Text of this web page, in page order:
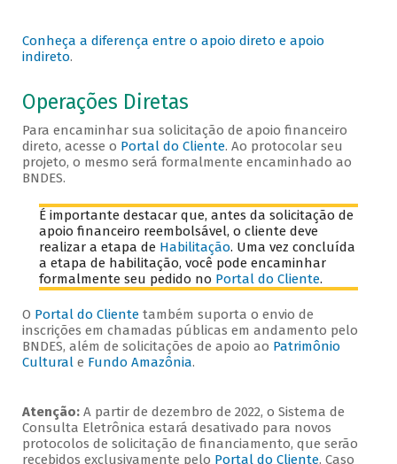
Conheça a diferença entre o apoio direto e apoio
indireto.
Operações Diretas
Para encaminhar sua solicitação de apoio financeiro
direto, acesse o Portal do Cliente. Ao protocolar seu
projeto, o mesmo será formalmente encaminhado ao
BNDES.
É importante destacar que, antes da solicitação de
apoio financeiro reembolsável, o cliente deve
realizar a etapa de Habilitação. Uma vez concluída
a etapa de habilitação, você pode encaminhar
formalmente seu pedido no Portal do Cliente.
O Portal do Clientetambém suporta o envio de
inscrições em chamadas públicas em andamento pelo
BNDES, além de solicitações de apoio ao Patrimônio
Culturale Fundo Amazônia.
Atenção:A partir de dezembro de 2022, o Sistema de
Consulta Eletrônica estará desativado para novos
protocolos de solicitação de financiamento, que serão
recebidos exclusivamente pelo Portal do Cliente. Caso